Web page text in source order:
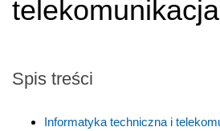
telekomunikacja
Spis treści
Informatyka techniczna i